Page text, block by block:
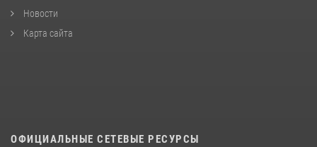
Новости
Карта сайта
ОФИЦИАЛЬНЫЕ СЕТЕВЫЕ РЕСУРСЫ